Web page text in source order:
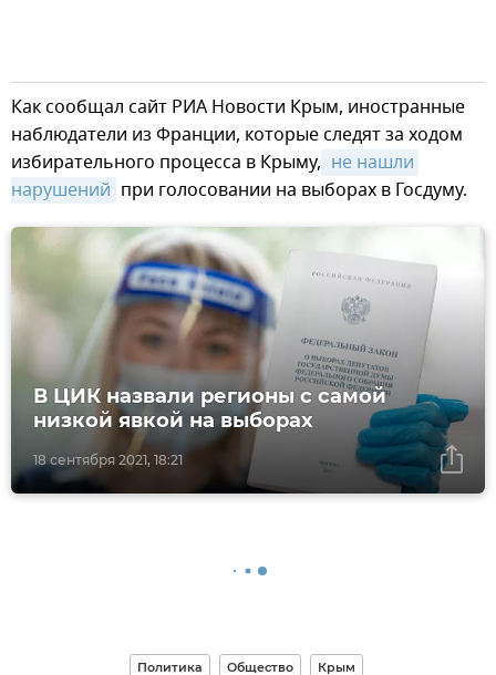
Как сообщал сайт РИА Новости Крым, иностранные
наблюдатели из Франции, которые следят за ходом
избирательного процесса в Крыму, не нашли
нарушений при голосовании на выборах в Госдуму.
18 сентября 2021, 18:21
В ЦИК назвали регионы с самой
низкой явкой на выборах
Политика Общество Крым